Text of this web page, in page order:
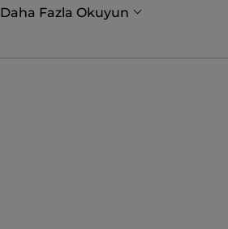
Daha Fazla Okuyun